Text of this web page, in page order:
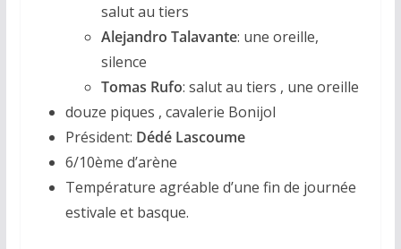
salut au tiers
Alejandro Talavante: une oreille,
silence
Tomas Rufo: salut au tiers , une oreille
douze piques , cavalerie Bonijol
Président: Dédé Lascoume
6/10ème d’arène
Température agréable d’une fin de journée
estivale et basque.